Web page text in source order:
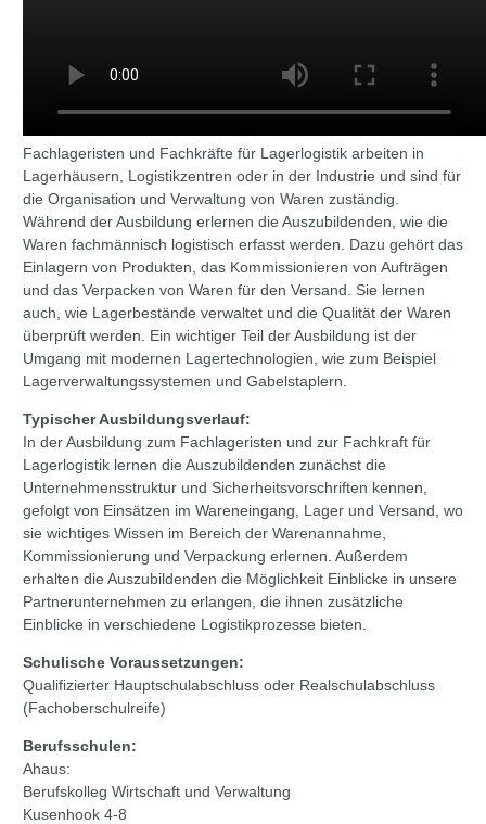
Fachlageristen und Fachkräfte für Lagerlogistik arbeiten in
Lagerhäusern, Logistikzentren oder in der Industrie und sind für
die Organisation und Verwaltung von Waren zuständig.
Während der Ausbildung erlernen die Auszubildenden, wie die
Waren fachmännisch logistisch erfasst werden. Dazu gehört das
Einlagern von Produkten, das Kommissionieren von Aufträgen
und das Verpacken von Waren für den Versand. Sie lernen
auch, wie Lagerbestände verwaltet und die Qualität der Waren
überprüft werden. Ein wichtiger Teil der Ausbildung ist der
Umgang mit modernen Lagertechnologien, wie zum Beispiel
Lagerverwaltungssystemen und Gabelstaplern.
Typischer Ausbildungsverlauf:
In der Ausbildung zum Fachlageristen und zur Fachkraft für
Lagerlogistik lernen die Auszubildenden zunächst die
Unternehmensstruktur und Sicherheitsvorschriften kennen,
gefolgt von Einsätzen im Wareneingang, Lager und Versand, wo
sie wichtiges Wissen im Bereich der Warenannahme,
Kommissionierung und Verpackung erlernen. Außerdem
erhalten die Auszubildenden die Möglichkeit Einblicke in unsere
Partnerunternehmen zu erlangen, die ihnen zusätzliche
Einblicke in verschiedene Logistikprozesse bieten.
Schulische Voraussetzungen:
Qualifizierter Hauptschulabschluss oder Realschulabschluss
(Fachoberschulreife)
Berufsschulen:
Ahaus:
Berufskolleg Wirtschaft und Verwaltung
Kusenhook 4-8